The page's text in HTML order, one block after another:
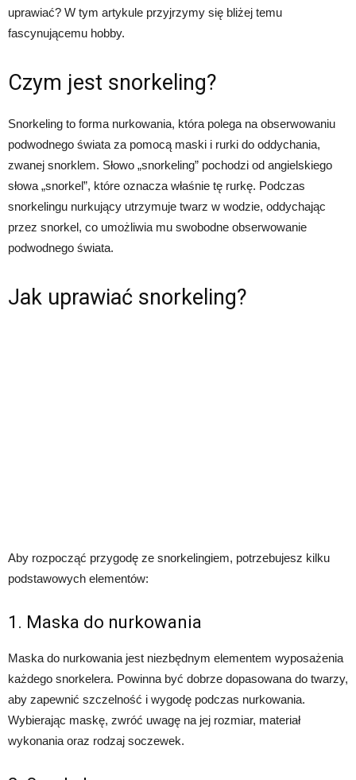
uprawiać? W tym artykule przyjrzymy się bliżej temu
fascynującemu hobby.
Czym jest snorkeling?
Snorkeling to forma nurkowania, która polega na obserwowaniu
podwodnego świata za pomocą maski i rurki do oddychania,
zwanej snorklem. Słowo „snorkeling” pochodzi od angielskiego
słowa „snorkel”, które oznacza właśnie tę rurkę. Podczas
snorkelingu nurkujący utrzymuje twarz w wodzie, oddychając
przez snorkel, co umożliwia mu swobodne obserwowanie
podwodnego świata.
Jak uprawiać snorkeling?
Aby rozpocząć przygodę ze snorkelingiem, potrzebujesz kilku
podstawowych elementów:
1. Maska do nurkowania
Maska do nurkowania jest niezbędnym elementem wyposażenia
każdego snorkelera. Powinna być dobrze dopasowana do twarzy,
aby zapewnić szczelność i wygodę podczas nurkowania.
Wybierając maskę, zwróć uwagę na jej rozmiar, materiał
wykonania oraz rodzaj soczewek.